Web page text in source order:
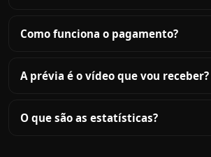
Como funciona o pagamento?
A prévia é o vídeo que vou receber?
O que são as estatísticas?